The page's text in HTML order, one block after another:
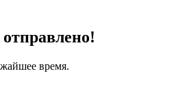
время.